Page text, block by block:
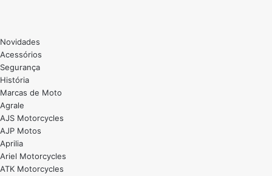
Novidades
Acessórios
Segurança
História
Marcas de Moto
Agrale
AJS Motorcycles
AJP Motos
Aprilia
Ariel Motorcycles
ATK Motorcycles